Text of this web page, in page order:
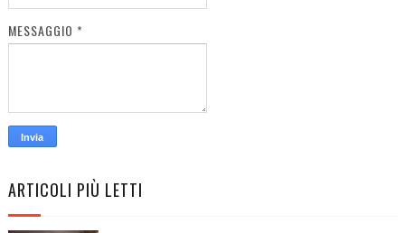
MESSAGGIO *
ARTICOLI PIÙ LETTI